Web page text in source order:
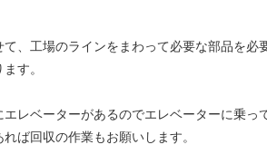
、工場のラインをまわって必要な部品を必
す。
レベーターがあるのでエレベーターに乗っ
ば回収の作業もお願いします。